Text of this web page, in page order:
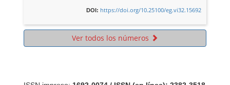
DOI: https://doi.org/10.25100/eg.vi32.15692
Ver todos los números